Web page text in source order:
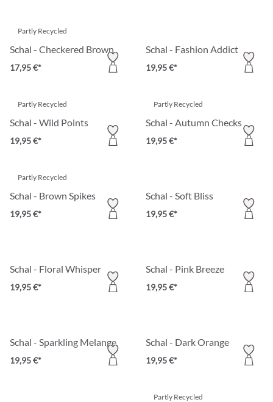
Partly Recycled
Schal - Checkered Brown
17,95 €*
Schal - Fashion Addict
19,95 €*
Partly Recycled
Schal - Wild Points
19,95 €*
Partly Recycled
Schal - Autumn Checks
19,95 €*
Partly Recycled
Schal - Brown Spikes
19,95 €*
Schal - Soft Bliss
19,95 €*
Schal - Floral Whisper
19,95 €*
Schal - Pink Breeze
19,95 €*
Schal - Sparkling Melange
19,95 €*
Schal - Dark Orange
19,95 €*
Partly Recycled